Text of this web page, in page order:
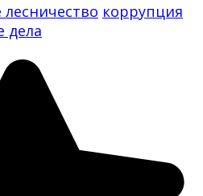
лесничество коррупция
дела